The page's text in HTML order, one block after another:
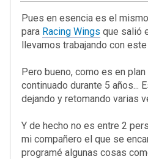
Pues en esencia es el
para Racing Wings que salió
llevamos trabajando con
Pero bueno, como es en
continuado durante 5 años...
dejando y retomando varias
Y de hecho no es entre 2
mi compañero el que se
programé algunas cosas